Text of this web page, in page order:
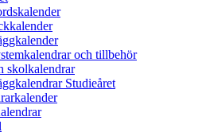
och tillbehör
skolkalendrar
Studieåret